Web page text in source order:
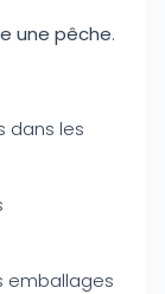
une pêche.
dans les
emballages